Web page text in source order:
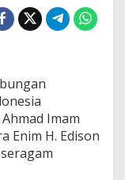
Imam
Enim H. Edison